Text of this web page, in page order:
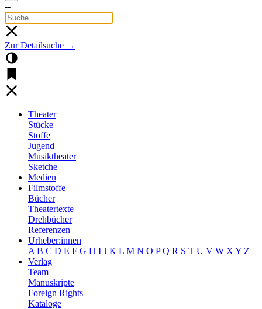
--
Zur Detailsuche →
Theater
Stücke
Stoffe
Jugend
Musiktheater
Sketche
Medien
Filmstoffe
Bücher
Theatertexte
Drehbücher
Referenzen
Urheber:innen
A B C D E F G H I J K L M N O P Q R S T U V W X Y Z
Verlag
Team
Manuskripte
Foreign Rights
Kataloge